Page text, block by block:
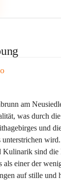
am
was durch
und
Kulinarik sind die
als einer der
auf stille und